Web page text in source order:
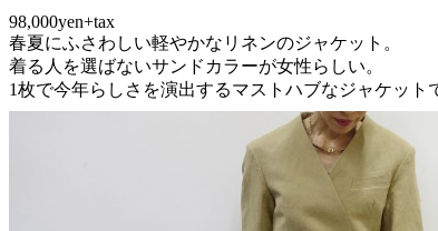
98,000yen+tax
春夏にふさわしい軽やかなリネンのジャケット。
着る人を選ばないサンドカラーが女性らしい。
1枚で今年らしさを演出するマストハブなジャケット